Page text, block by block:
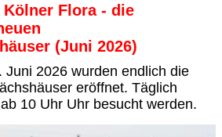
Kölner Flora - die
(Juni 2026)
Juni 2026 wurden endlich die
eröffnet. Täglich
10 Uhr Uhr besucht werden.